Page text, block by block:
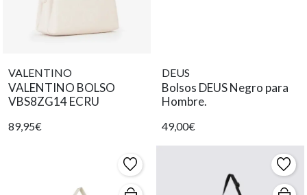
VALENTINO
VALENTINO BOLSO
VBS8ZG14 ECRU
89,95€
DEUS
Bolsos DEUS Negro para
Hombre.
49,00€